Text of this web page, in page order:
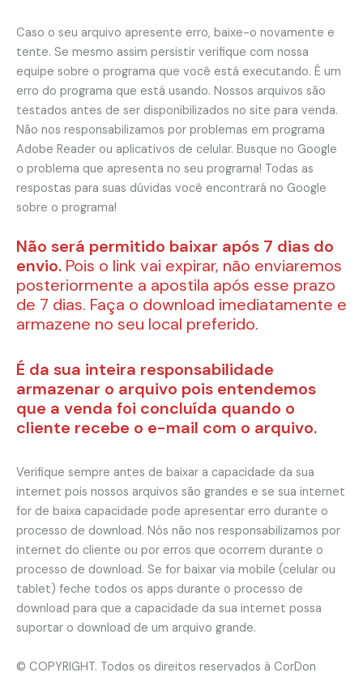
Caso o seu arquivo apresente erro, baixe-o novamente e
tente. Se mesmo assim persistir verifique com nossa
equipe sobre o programa que você está executando. É um
erro do programa que está usando. Nossos arquivos são
testados antes de ser disponibilizados no site para venda.
Não nos responsabilizamos por problemas em programa
Adobe Reader ou aplicativos de celular. Busque no Google
o problema que apresenta no seu programa! Todas as
respostas para suas dúvidas você encontrará no Google
sobre o programa!
Não será permitido baixar após 7 dias do
envio. Pois o link vai expirar, não enviaremos
posteriormente a apostila após esse prazo
de 7 dias. Faça o download imediatamente e
armazene no seu local preferido.
É da sua inteira responsabilidade
armazenar o arquivo pois entendemos
que a venda foi concluída quando o
cliente recebe o e-mail com o arquivo.
Verifique sempre antes de baixar a capacidade da sua
internet pois nossos arquivos são grandes e se sua internet
for de baixa capacidade pode apresentar erro durante o
processo de download. Nós não nos responsabilizamos por
internet do cliente ou por erros que ocorrem durante o
processo de download. Se for baixar via mobile (celular ou
tablet) feche todos os apps durante o processo de
download para que a capacidade da sua internet possa
suportar o download de um arquivo grande.
© COPYRIGHT. Todos os direitos reservados à CorDon